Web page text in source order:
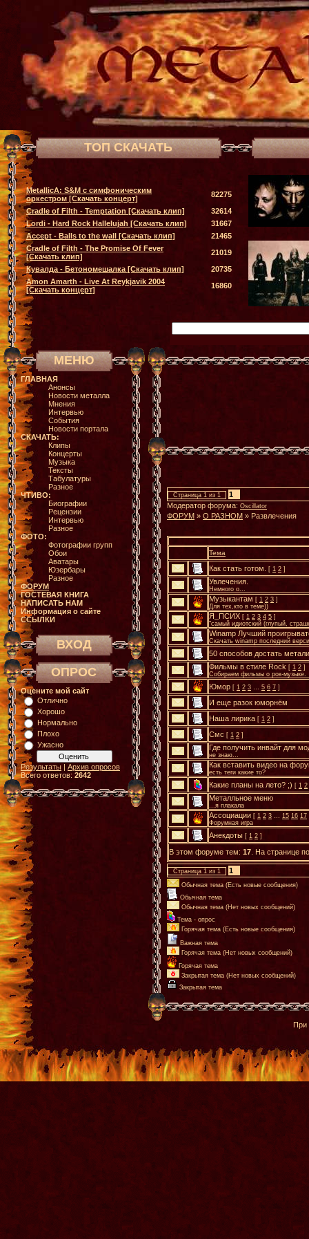
ТОП СКАЧАТЬ
MetallicA: S&M с симфоническим
оркестром [Скачать концерт]
82275
Cradle of Filth - Temptation [Скачать клип]
32614
Lordi - Hard Rock Hallelujah [Скачать клип]
31667
Accept - Balls to the wall [Скачать клип]
21465
Cradle of Filth - The Promise Of Fever
[Скачать клип]
21019
Кувалда - Бетономешалка [Скачать клип]
20735
Amon Amarth - Live At Reykjavik 2004
[Скачать концерт]
16860
МЕНЮ
ГЛАВНАЯ
Анонсы
Новости металла
Мнения
Интервью
События
Новости портала
СКАЧАТЬ:
Клипы
Концерты
Музыка
Тексты
Табулатуры
Разное
ЧТИВО:
Биографии
Рецензии
Интервью
Разное
ФОТО:
Фотографии групп
Обои
Аватары
Юзербары
Разное
ФОРУМ
ГОСТЕВАЯ КНИГА
НАПИСАТЬ НАМ
Информация о сайте
ССЫЛКИ
ВХОД
ОПРОС
Оцените мой сайт
Отлично
Хорошо
Нормально
Плохо
Ужасно
Результаты | Архив опросов
Всего ответов: 2642
Страница 1 из 1
1
Модератор форума: Oscillator
ФОРУМ » О РАЗНОМ » Развлечения
Тема
Как стать готом. [ 1 2 ]
Увлечения.
Немного о...
Музыкантам [ 1 2 3 ]
Для тех,кто в теме))
Я_ПСИХ [ 1 2 3 4 5 ]
"самый идиотский (глупый,
Winamp Лучший
Скачать winamp последний
50 способов достать
Фильмы в стиле Rock [ 1 2 ]
Собираем фильмы о рок-музыке.
Юмор [ 1 2 3 … 5 6 7 ]
И еще разок юморнём
Наша лирика [ 1 2 ]
Смс [ 1 2 ]
Где получить инвайт для
не знаю...
Как вставить видео на
есть теги какие то?
Какие планы на лето? ;) [ 1 2
Металльное меню
...я плакала
Ассоциации [ 1 2 3 … 15 16 17
Форумная игра
Анекдоты [ 1 2 ]
В этом форуме тем: 17 . На странице
Страница 1 из 1 1
Обычная тема (Есть новые сообщения)
Обычная тема
Обычная тема (Нет новых сообщений)
Тема - опрос
Горячая тема (Есть новые сообщения)
Важная тема
Горячая тема (Нет новых сообщений)
Горячая тема
Закрытая тема (Нет новых сообщений)
Закрытая тема
При